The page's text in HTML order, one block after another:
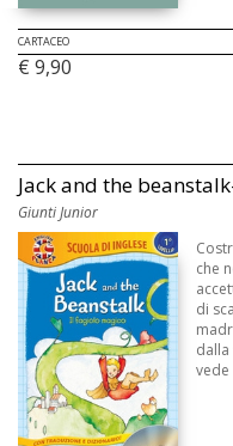
CARTACEO
€ 9,90
Jack and the
Giunti Junior
che
di
dalla
vede